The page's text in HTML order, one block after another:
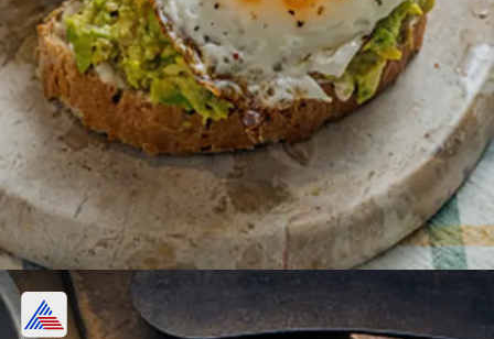
সঠিক তেলে রান্না